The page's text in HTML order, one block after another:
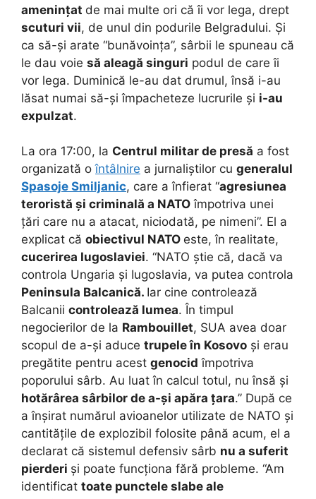
amenințat de mai multe ori că îi vor lega, drept
scuturi vii, de unul din podurile Belgradului. Și
ca să-și arate “bunăvoința”, sârbii le spuneau că
le dau voie să aleagă singuri podul de care îi
vor lega. Duminică le-au dat drumul, însă i-au
lăsat numai să-și împacheteze lucrurile și i-au
expulzat.
La ora 17:00, la Centrul militar de presă a fost
organizată oîntâlnire a jurnaliștilor cu generalul
Spasoje Smiljanic, care a înfierat “agresiunea
teroristă și criminală a NATO împotriva unei
țări care nu a atacat, niciodată, pe nimeni”. El a
explicat că obiectivul NATO este, în realitate,
cucerirea Iugoslaviei. “NATO știe că, dacă va
controla Ungaria și Iugoslavia, va putea controla
Peninsula Balcanică. Iar cine controlează
Balcanii controlează lumea. În timpul
negocierilor de la Rambouillet, SUA avea doar
scopul de a-și aduce trupele în Kosovo și erau
pregătite pentru acest genocid împotriva
poporului sârb. Au luat în calcul totul, nu însă și
hotărârea sârbilor de a-și apăra țara.” După ce
a înșirat numărul avioanelor utilizate de NATO și
cantitățile de explozibil folosite până acum, el a
declarat că sistemul defensiv sârb nu a suferit
pierderi și poate funcționa fără probleme. “Am
identificat toate punctele slabe ale